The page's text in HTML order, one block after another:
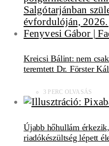
Kreicsi Bálint: nem
teremtett Dr. Förster
3 PERC OLVASÁS
Újabb hőhullám
riadókészültség lépett